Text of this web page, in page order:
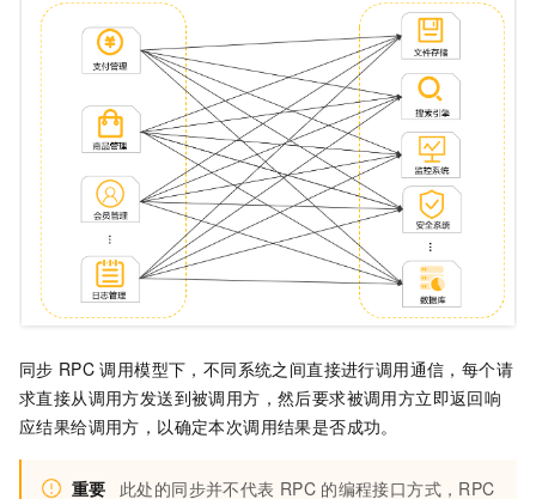
同步 RPC 调用模型下，不同系统之间直接进行调用通信，每个请
求直接从调用方发送到被调用方，然后要求被调用方立即返回响
应结果给调用方，以确定本次调用结果是否成功。
重要 此处的同步并不代表 RPC 的编程接口方式，RPC